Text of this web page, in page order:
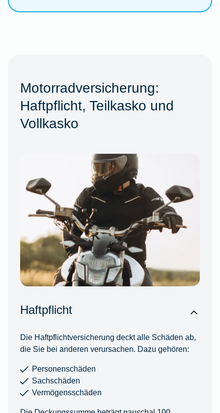
Motorradversicherung:
Haftpflicht, Teilkasko und
Vollkasko
Haftpflicht
Die Haftpflichtversicherung deckt alle Schäden ab,
die Sie bei anderen verursachen. Dazu gehören:
Personenschäden
Sachschäden
Vermögensschäden